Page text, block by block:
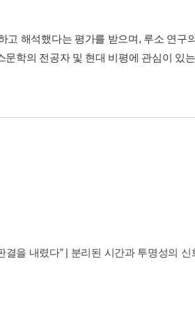
고 해석했다는 평가를 받으며, 루소 연구
문학의 전공자 및 현대 비평에 관심이 있
결을 내렸다” | 분리된 시간과 투명성의